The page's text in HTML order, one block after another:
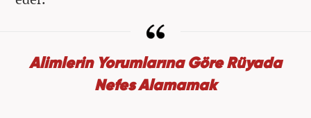
Alimlerin Yorumlarına Göre Rüyada
Nefes Alamamak